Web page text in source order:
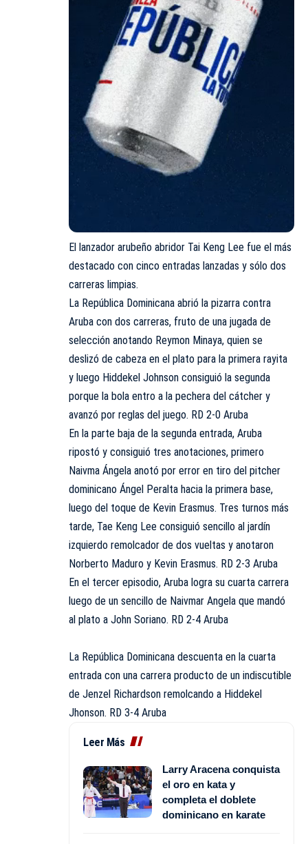
El lanzador arubeño abridor Tai Keng Lee fue el más
destacado con cinco entradas lanzadas y sólo dos
carreras limpias.
La República Dominicana abrió la pizarra contra
Aruba con dos carreras, fruto de una jugada de
selección anotando Reymon Minaya, quien se
deslizó de cabeza en el plato para la primera rayita
y luego Hiddekel Johnson consiguió la segunda
porque la bola entro a la pechera del cátcher y
avanzó por reglas del juego. RD 2-0 Aruba
En la parte baja de la segunda entrada, Aruba
ripostó y consiguió tres anotaciones, primero
Naivma Ángela anotó por error en tiro del pitcher
dominicano Ángel Peralta hacia la primera base,
luego del toque de Kevin Erasmus. Tres turnos más
tarde, Tae Keng Lee consiguió sencillo al jardín
izquierdo remolcador de dos vueltas y anotaron
Norberto Maduro y Kevin Erasmus. RD 2-3 Aruba
En el tercer episodio, Aruba logra su cuarta carrera
luego de un sencillo de Naivmar Angela que mandó
al plato a John Soriano. RD 2-4 Aruba
La República Dominicana descuenta en la cuarta
entrada con una carrera producto de un indiscutible
de Jenzel Richardson remolcando a Hiddekel
Jhonson. RD 3-4 Aruba
Leer Más
Larry Aracena conquista
el oro en kata y
completa el doblete
dominicano en karate